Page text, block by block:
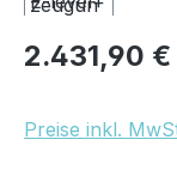
Regulärer Preis:
2.431,90 €
Preise inkl.